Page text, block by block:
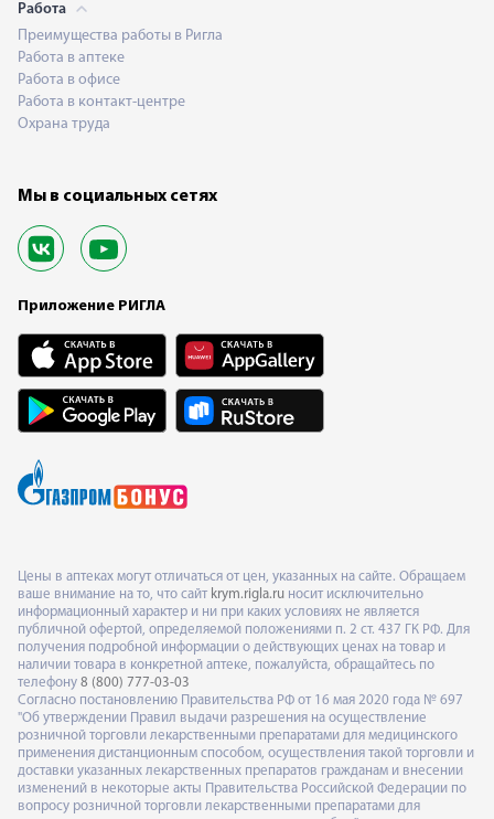
Работа
Преимущества работы в Ригла
Работа в аптеке
Работа в офисе
Работа в контакт-центре
Охрана труда
Мы в социальных сетях
Приложение РИГЛА
Цены в аптеках могут отличаться от цен, указанных на сайте. Обращаем
ваше внимание на то, что сайт krym.rigla.ru носит исключительно
информационный характер и ни при каких условиях не является
публичной офертой, определяемой положениями п. 2 ст. 437 ГК РФ. Для
получения подробной информации о действующих ценах на товар и
наличии товара в конкретной аптеке, пожалуйста, обращайтесь по
телефону 8 (800) 777-03-03
Согласно постановлению Правительства РФ от 16 мая 2020 года № 697
"Об утверждении Правил выдачи разрешения на осуществление
розничной торговли лекарственными препаратами для медицинского
применения дистанционным способом, осуществления такой торговли и
доставки указанных лекарственных препаратов гражданам и внесении
изменений в некоторые акты Правительства Российской Федерации по
вопросу розничной торговли лекарственными препаратами для